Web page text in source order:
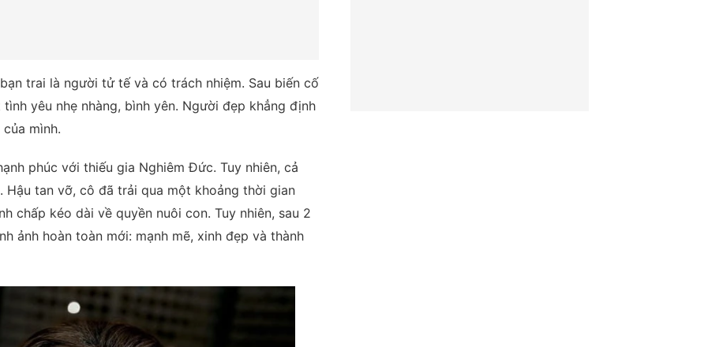
trai là người tử tế và có trách nhiệm. Sau biến cố
yêu nhẹ nhàng, bình yên. Người đẹp khẳng định
mình.
phúc với thiếu gia Nghiêm Đức. Tuy nhiên, cả
tan vỡ, cô đã trải qua một khoảng thời gian
chấp kéo dài về quyền nuôi con. Tuy nhiên, sau 2
ảnh hoàn toàn mới: mạnh mẽ, xinh đẹp và thành